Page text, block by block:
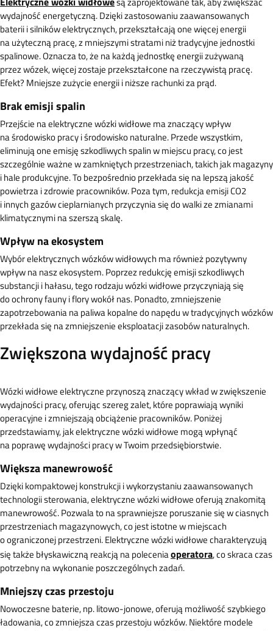
wydajność energetyczną. Dzięki zastosowaniu zaawansowanych
baterii i silników elektrycznych, przekształcają one więcej energii
na użyteczną pracę, z mniejszymi stratami niż tradycyjne jednostki
spalinowe. Oznacza to, że na każdą jednostkę energii zużywaną
przez wózek, więcej zostaje przekształcone na rzeczywistą pracę.
Efekt? Mniejsze zużycie energii i niższe rachunki za prąd.
Brak emisji spalin
Przejście na elektryczne wózki widłowe ma znaczący wpływ
na środowisko pracy i środowisko naturalne. Przede wszystkim,
eliminują one emisję szkodliwych spalin w miejscu pracy, co jest
szczególnie ważne w zamkniętych przestrzeniach, takich jak magazyny
i hale produkcyjne. To bezpośrednio przekłada się na lepszą jakość
powietrza i zdrowie pracowników. Poza tym, redukcja emisji CO2
i innych gazów cieplarnianych przyczynia się do walki ze zmianami
klimatycznymi na szerszą skalę.
Wpływ na ekosystem
Wybór elektrycznych wózków widłowych ma również pozytywny
wpływ na nasz ekosystem. Poprzez redukcję emisji szkodliwych
substancji i hałasu, tego rodzaju wózki widłowe przyczyniają się
do ochrony fauny i flory wokół nas. Ponadto, zmniejszenie
zapotrzebowania na paliwa kopalne do napędu w tradycyjnych wózków
przekłada się na zmniejszenie eksploatacji zasobów naturalnych.
Zwiększona wydajność pracy
Wózki widłowe elektryczne przynoszą znaczący wkład w zwiększenie
wydajności pracy, oferując szereg zalet, które poprawiają wyniki
operacyjne i zmniejszają obciążenie pracowników. Poniżej
przedstawiamy, jak elektryczne wózki widłowe mogą wpłynąć
na poprawę wydajności pracy w Twoim przedsiębiorstwie.
Większa manewrowość
Dzięki kompaktowej konstrukcji i wykorzystaniu zaawansowanych
technologii sterowania, elektryczne wózki widłowe oferują znakomitą
manewrowość. Pozwala to na sprawniejsze poruszanie się w ciasnych
przestrzeniach magazynowych, co jest istotne w miejscach
o ograniczonej przestrzeni. Elektryczne wózki widłowe charakteryzują
się także błyskawiczną reakcją na poleceniaoperatora, co skraca czas
potrzebny na wykonanie poszczególnych zadań.
Mniejszy czas przestoju
Nowoczesne baterie, np. litowo-jonowe, oferują możliwość szybkiego
ładowania, co zmniejsza czas przestoju wózków. Niektóre modele